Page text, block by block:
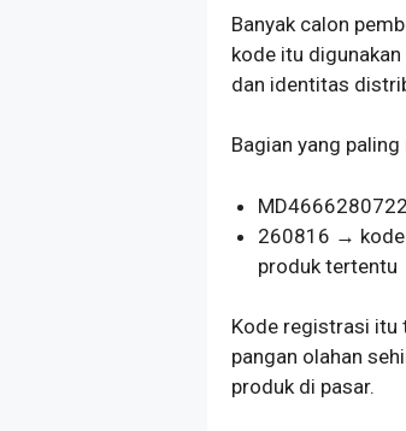
Banyak calon
kode itu
dan identitas
Bagian yang
260816 → kode
produk tertentu
Kode registrasi itu
pangan olahan
produk di pasar.